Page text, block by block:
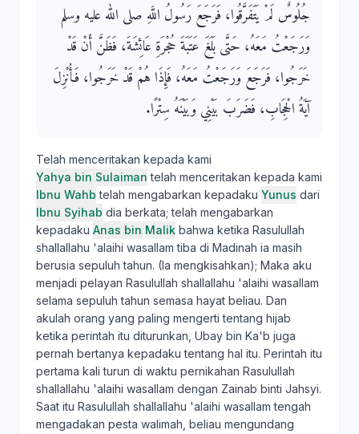
جُلُوسٌ لَمْ يَتَفَرَّقُوا، فَرَجَعَ رَسُولُ اللَّهِ صلى الله عليه وسلم
وَرَجَعْتُ مَعَهُ، حَتَّى بَلَغَ عَتَبَةَ حُجْرَةِ عَائِشَةَ، فَظَنَّ أَنْ قَدْ
خَرَجُوا، فَرَجَعَ وَرَجَعْتُ مَعَهُ، فَإِذَا هُمْ قَدْ خَرَجُوا، فَأُنْزِلَ
آيَةُ الْحِجَابِ، فَضَرَبَ بَيْنِي وَبَيْنَهُ سِتْرًا‏.‏
Telah menceritakan kepada kami
Yahya bin Sulaiman telah menceritakan kepada kami
Ibnu Wahb telah mengabarkan kepadaku Yunus dari
Ibnu Syihab dia berkata; telah mengabarkan
kepadaku Anas bin Malik bahwa ketika Rasulullah
shallallahu 'alaihi wasallam tiba di Madinah ia masih
berusia sepuluh tahun. (Ia mengkisahkan); Maka aku
menjadi pelayan Rasulullah shallallahu 'alaihi wasallam
selama sepuluh tahun semasa hayat beliau. Dan
akulah orang yang paling mengerti tentang hijab
ketika perintah itu diturunkan, Ubay bin Ka'b juga
pernah bertanya kepadaku tentang hal itu. Perintah itu
pertama kali turun di waktu pernikahan Rasulullah
shallallahu 'alaihi wasallam dengan Zainab binti Jahsyi.
Saat itu Rasulullah shallallahu 'alaihi wasallam tengah
mengadakan pesta walimah, beliau mengundang